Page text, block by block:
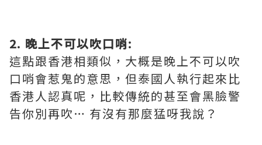
2. 晚上不可以吹口哨:
這點跟香港相類似，大概是晚上不可以吹
口哨會惹鬼的意思，但泰國人執行起來比
香港人認真呢，比較傳統的甚至會黑臉警
告你別再吹… 有沒有那麼猛呀我說？